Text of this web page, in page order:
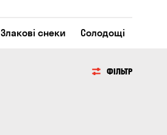
Злакові снеки Солодощі
ФІЛЬТР